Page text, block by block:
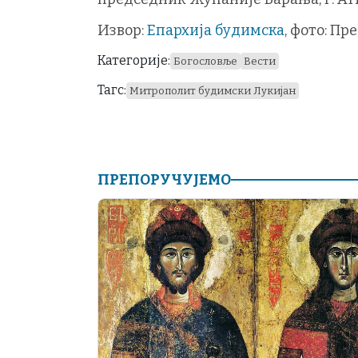
Извор:Епархија будимска, фото:
Категорије: Богословље Вести
Тагс: Митрополит будимски Лукијан
ПРЕПОРУЧУЈЕМО